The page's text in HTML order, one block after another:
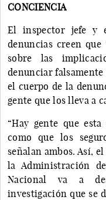
CONCIENCIA
El inspector jefe y
denuncias creen
sobre las
denunciar
el cuerpo de la
gente que los lleva a
“Hay gente que
como que los
señalan ambos. Así,
la Administración
Nacional va a
investigación que se